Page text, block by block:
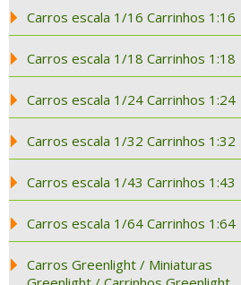
Carros escala 1/16 Carrinhos 1:16
Carros escala 1/18 Carrinhos 1:18
Carros escala 1/24 Carrinhos 1:24
Carros escala 1/32 Carrinhos 1:32
Carros escala 1/43 Carrinhos 1:43
Carros escala 1/64 Carrinhos 1:64
Carros Greenlight / Miniaturas